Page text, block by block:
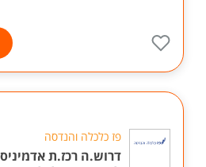
פז כלכלה והנדסה
דרוש.ה רכז.ת